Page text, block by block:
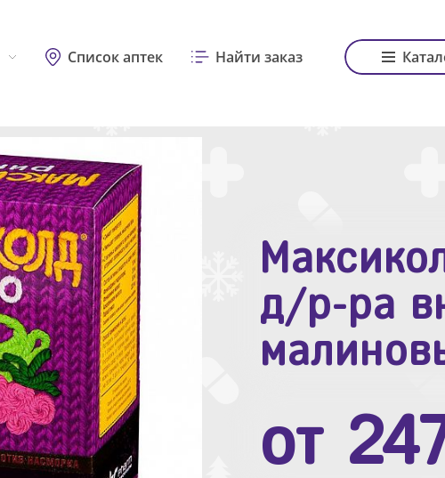
Список аптек Найти заказ
д/р-ра
от
Зодак
№10
от